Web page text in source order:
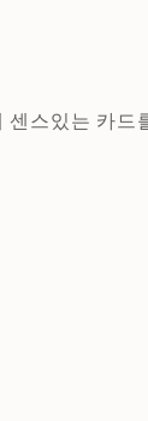
스있는 카